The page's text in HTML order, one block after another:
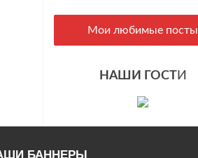
Мои любимые посты
НАШИ ГОСТИ
БАННЕРЫ